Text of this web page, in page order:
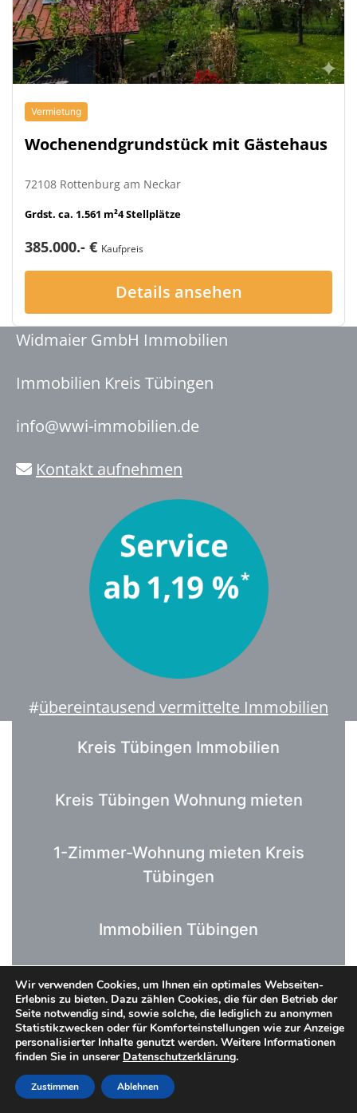
Vermietung
Wochenendgrundstück mit Gästehaus
72108 Rottenburg am Neckar
Grdst. ca. 1.561 m²4 Stellplätze
385.000.- € Kaufpreis
Details ansehen
Widmaier GmbH Immobilien
Immobilien Kreis Tübingen
info@wwi-immobilien.de
Kontakt aufnehmen
#übereintausend vermittelte Immobilien
Kreis Tübingen Immobilien
Kreis Tübingen Wohnung mieten
1-Zimmer-Wohnung mieten Kreis
Tübingen
Immobilien Tübingen
Wohnung kaufen Tübingen
1-Zimmer-Wohnung kaufen Kreis
Tübingen
Wir verwenden Cookies, um Ihnen ein optimales Webseiten-
Erlebnis zu bieten. Dazu zählen Cookies, die für den Betrieb der
Seite notwendig sind, sowie solche, die lediglich zu anonymen
Statistikzwecken oder für Komforteinstellungen wie zur Anzeige
personalisierter Inhalte genutzt werden. Weitere Informationen
finden Sie in unserer Datenschutzerklärung.
Zustimmen Ablehnen